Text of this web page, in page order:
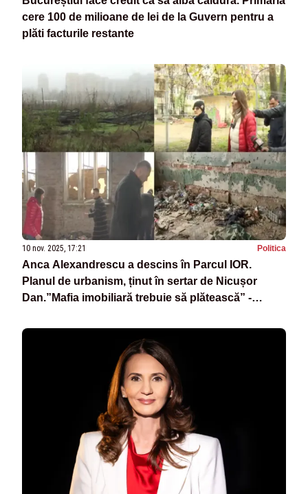
cere 100 de milioane de lei de la Guvern pentru a
plăti facturile restante
10 nov. 2025, 17:21 Politica
Anca Alexandrescu a descins în Parcul IOR.
Planul de urbanism, ținut în sertar de Nicușor
Dan.”Mafia imobiliară trebuie să plătească” -